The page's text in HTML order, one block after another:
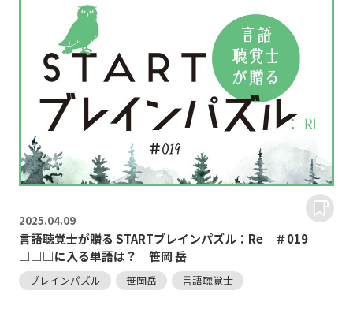
2025.04.09
言語聴覚士が贈る STARTブレインパズル：Re｜＃019｜
□□□に入る単語は？｜笹岡 岳
ブレインパズル 笹岡岳 言語聴覚士